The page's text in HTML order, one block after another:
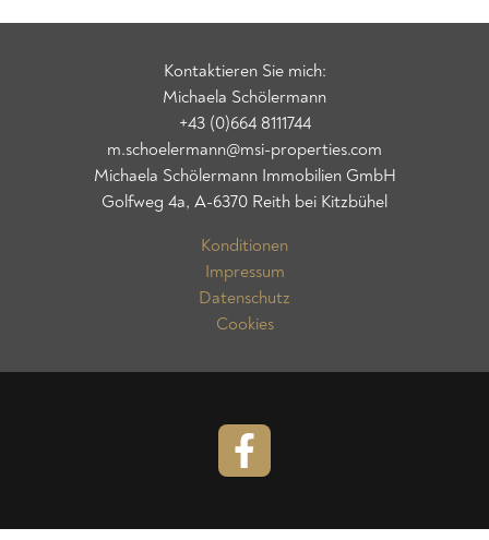
Kontaktieren Sie mich:
Michaela Schölermann
+43 (0)664 8111744
m.schoelermann@msi-properties.com
Michaela Schölermann Immobilien GmbH
Golfweg 4a, A-6370 Reith bei Kitzbühel
Konditionen
Impressum
Datenschutz
Cookies